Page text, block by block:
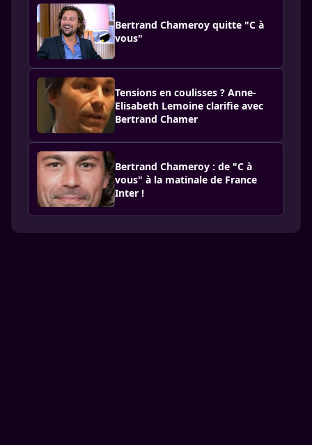
Bertrand Chameroy quitte "C à
vous"
Tensions en coulisses ? Anne-
Elisabeth Lemoine clarifie avec
Bertrand Chamer
Bertrand Chameroy : de "C à
vous" à la matinale de France
Inter !